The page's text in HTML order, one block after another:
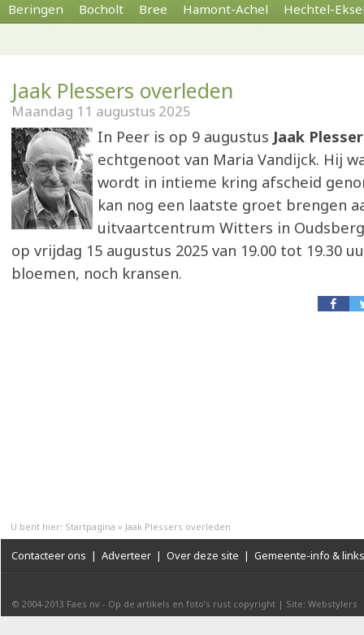
Beringen Bocholt Bree Hamont-Achel Hechtel-
Jaak Plessers overleden
Maandag 11 augustus 2025
In Peer is op 9 augustus Jaak
echtgenoot van Maria Vandijck. Hij
wordt in intieme kring afscheid
kan nog een laatste groet brengen
uitvaartcentrum Witters in
op vrijdag 15 augustus 2025 van 19.00 tot 19.30
bloemen, noch kransen.
U bent hier: Startpagina » Jaak Plessers overleden
Contacteer ons | Adverteer | Over deze site | Gemeente-info & links
© 2004-2013 Faes nv - Op de artikels en foto’s rust copyright | Site: Webstylers